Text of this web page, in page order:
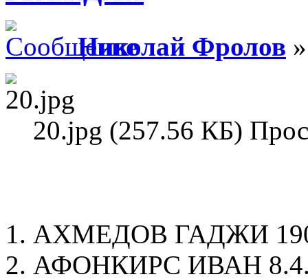
Николай Фролов
20.jpg (257.56 КБ)
1. АХМЕДОВ ГАДЖИ
2. АФОНКИРС ИВАН 8.4.